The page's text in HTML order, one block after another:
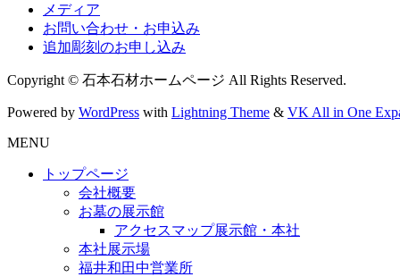
メディア
お問い合わせ・お申込み
追加彫刻のお申し込み
Copyright © 石本石材ホームページ All Rights Reserved.
Powered by WordPress with Lightning Theme & VK All in One
MENU
トップページ
会社概要
お墓の展示館
アクセスマップ展示館・本社
本社展示場
福井和田中営業所